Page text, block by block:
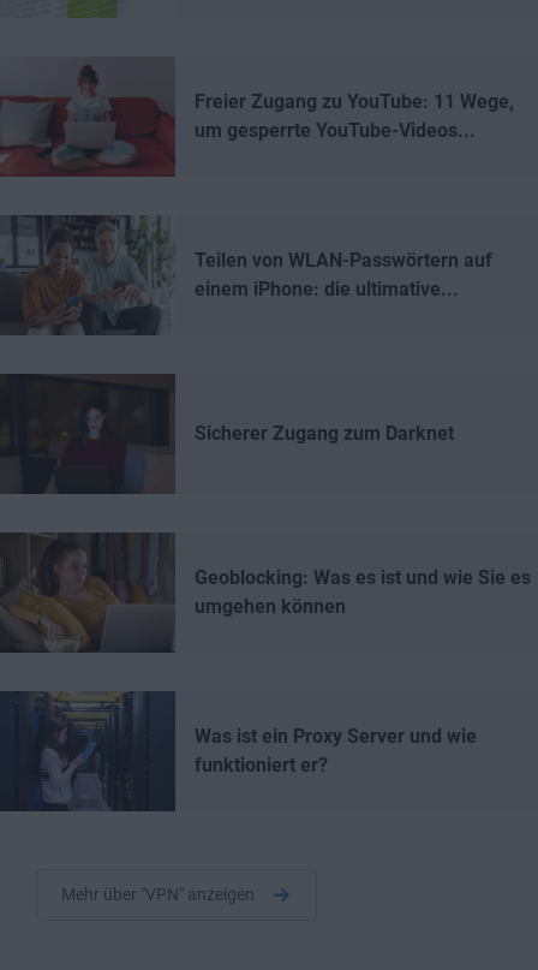
Freier Zugang zu YouTube: 11 Wege,
um gesperrte YouTube-Videos...
Teilen von WLAN-Passwörtern auf
einem iPhone: die ultimative...
Sicherer Zugang zum Darknet
Geoblocking: Was es ist und wie Sie es
umgehen können
Was ist ein Proxy Server und wie
funktioniert er?
Mehr über "VPN" anzeigen